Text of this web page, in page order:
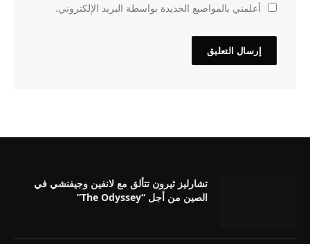
أعلمني بالمواضيع الجديدة بواسطة البريد الإلكتروني.
تشارليز ثيرون تتألق مع لانفين وجيفنشي في
الصين من أجل “The Odyssey”